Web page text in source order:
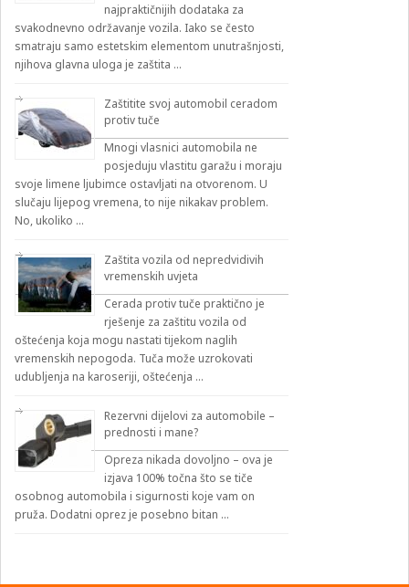
najpraktičnijih dodataka za
svakodnevno održavanje vozila. Iako se često
smatraju samo estetskim elementom unutrašnjosti,
njihova glavna uloga je zaštita …
Zaštitite svoj automobil ceradom
protiv tuče
Mnogi vlasnici automobila ne
posjeduju vlastitu garažu i moraju
svoje limene ljubimce ostavljati na otvorenom. U
slučaju lijepog vremena, to nije nikakav problem.
No, ukoliko …
Zaštita vozila od nepredvidivih
vremenskih uvjeta
Cerada protiv tuče praktično je
rješenje za zaštitu vozila od
oštećenja koja mogu nastati tijekom naglih
vremenskih nepogoda. Tuča može uzrokovati
udubljenja na karoseriji, oštećenja …
Rezervni dijelovi za automobile –
prednosti i mane?
Opreza nikada dovoljno – ova je
izjava 100% točna što se tiče
osobnog automobila i sigurnosti koje vam on
pruža. Dodatni oprez je posebno bitan …